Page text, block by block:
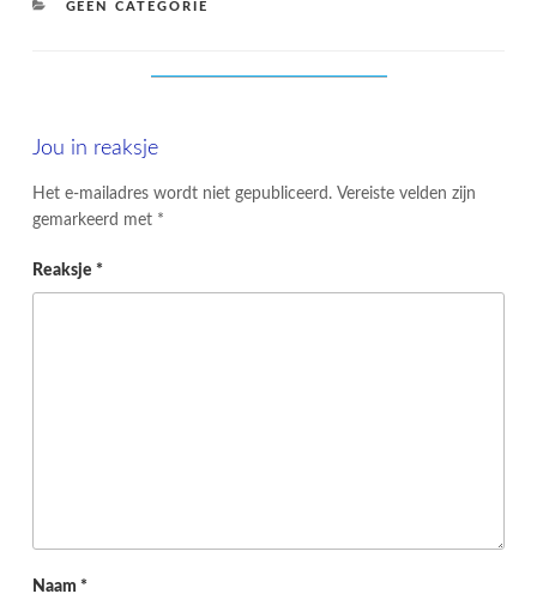
CATEGORIES
GEEN CATEGORIE
Jou in reaksje
Het e-mailadres wordt niet gepubliceerd. Vereiste velden zijn
gemarkeerd met *
Reaksje *
Naam *